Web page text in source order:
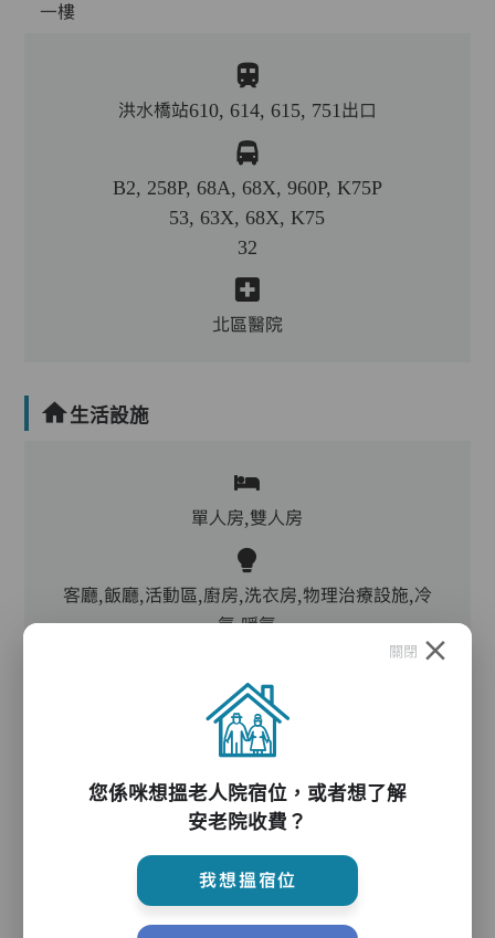
一樓
洪水橋站610, 614, 615, 751出口
B2, 258P, 68A, 68X, 960P, K75P
53, 63X, 68X, K75
32
北區醫院
生活設施
單人房,雙人房
客廳,飯廳,活動區,廚房,洗衣房,物理治療設施,冷
氣,暖氣
電動床,氣墊床,升降機,防滑扶手,助行器/拐杖,輪
椅
主管,助理員,護理員,保健員,營養師,註冊社工,到
關閉
您係咪想搵老人院宿位，或者想了解
安老院收費？
我想搵宿位